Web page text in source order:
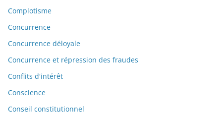
Complotisme
Concurrence
Concurrence déloyale
Concurrence et répression des fraudes
Conflits d'intérêt
Conscience
Conseil constitutionnel